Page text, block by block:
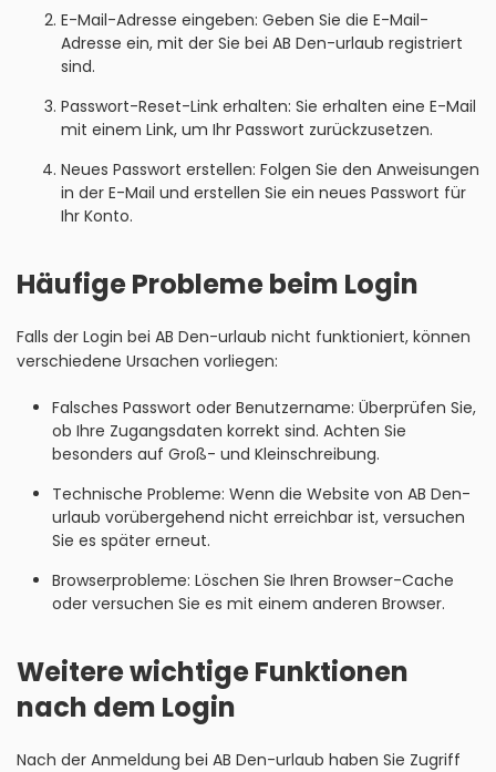
E-Mail-Adresse eingeben: Geben Sie die E-Mail-
Adresse ein, mit der Sie bei AB Den-urlaub registriert
sind.
Passwort-Reset-Link erhalten: Sie erhalten eine E-Mail
mit einem Link, um Ihr Passwort zurückzusetzen.
Neues Passwort erstellen: Folgen Sie den Anweisungen
in der E-Mail und erstellen Sie ein neues Passwort für
Ihr Konto.
Häufige Probleme beim Login
Falls der Login bei AB Den-urlaub nicht funktioniert, können
verschiedene Ursachen vorliegen:
Falsches Passwort oder Benutzername: Überprüfen Sie,
ob Ihre Zugangsdaten korrekt sind. Achten Sie
besonders auf Groß- und Kleinschreibung.
Technische Probleme: Wenn die Website von AB Den-
urlaub vorübergehend nicht erreichbar ist, versuchen
Sie es später erneut.
Browserprobleme: Löschen Sie Ihren Browser-Cache
oder versuchen Sie es mit einem anderen Browser.
Weitere wichtige Funktionen
nach dem Login
Nach der Anmeldung bei AB Den-urlaub haben Sie Zugriff